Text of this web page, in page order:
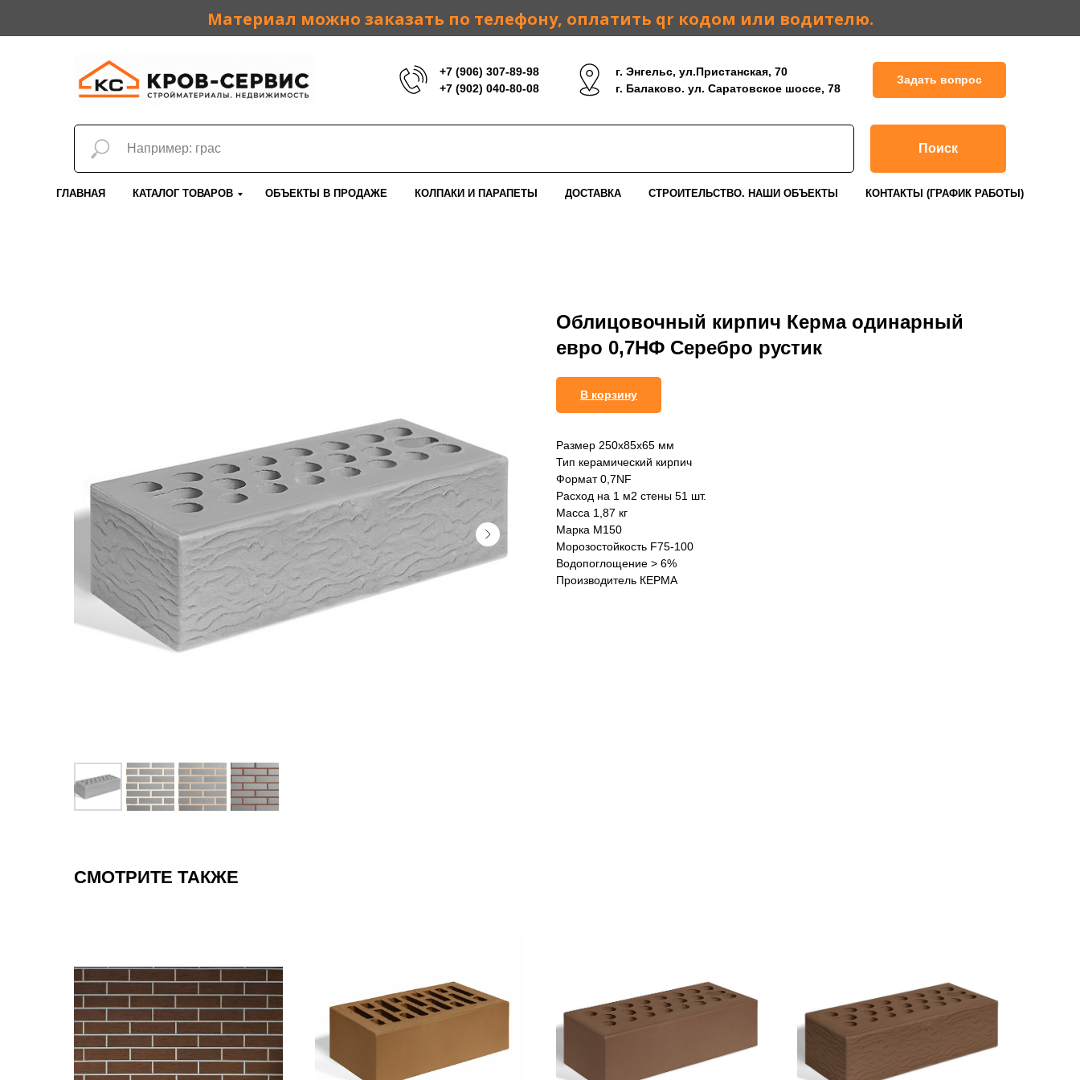
Материал можно заказать по телефону, оплатить qr кодом или водителю.
+7 (906) 307-89-98
+7 (902) 040-80-08
г. Энгельс, ул.Пристанская, 70
г. Балаково. ул. Саратовское шоссе, 78
Задать вопрос
Поиск
ГЛАВНАЯ КАТАЛОГ ТОВАРОВ ОБЪЕКТЫ В ПРОДАЖЕ КОЛПАКИ И ПАРАПЕТЫ ДОСТАВКА СТРОИТЕЛЬСТВО. НАШИ ОБЪЕКТЫ КОНТАКТЫ (ГРАФИК РАБОТЫ)
Облицовочный кирпич Керма одинарный
евро 0,7НФ Серебро рустик
В корзину
Размер 250x85x65 мм
Тип керамический кирпич
Формат 0,7NF
Расход на 1 м2 стены 51 шт.
Масса 1,87 кг
Марка М150
Морозостойкость F75-100
Водопоглощение > 6%
Производитель КЕРМА
СМОТРИТЕ ТАКЖЕ